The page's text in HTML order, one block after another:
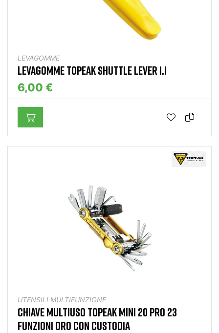
LEVAGOMME
LEVAGOMME TOPEAK SHUTTLE LEVER 1.1
6,00 €
UTENSILI MULTIFUNZIONE
CHIAVE MULTIUSO TOPEAK MINI 20 PRO 23
FUNZIONI ORO CON CUSTODIA